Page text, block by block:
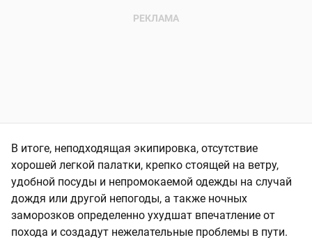
В итоге, неподходящая экипировка, отсутствие
хорошей легкой палатки, крепко стоящей на ветру,
удобной посуды и непромокаемой одежды на случай
дождя или другой непогоды, а также ночных
заморозков определенно ухудшат впечатление от
похода и создадут нежелательные проблемы в пути.